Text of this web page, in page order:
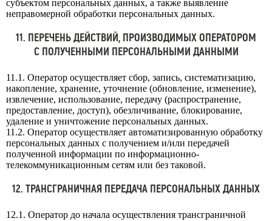
субъектом персональных данных, а также выявление
неправомерной обработки персональных данных.
11. ПЕРЕЧЕНЬ ДЕЙСТВИЙ, ПРОИЗВОДИМЫХ ОПЕРАТОРОМ
С ПОЛУЧЕННЫМИ ПЕРСОНАЛЬНЫМИ ДАННЫМИ
11.1. Оператор осуществляет сбор, запись, систематизацию,
накопление, хранение, уточнение (обновление, изменение),
извлечение, использование, передачу (распространение,
предоставление, доступ), обезличивание, блокирование,
удаление и уничтожение персональных данных.
11.2. Оператор осуществляет автоматизированную обработку
персональных данных с получением и/или передачей
полученной информации по информационно-
телекоммуникационным сетям или без таковой.
12. ТРАНСГРАНИЧНАЯ ПЕРЕДАЧА ПЕРСОНАЛЬНЫХ ДАННЫХ
12.1. Оператор до начала осуществления трансграничной